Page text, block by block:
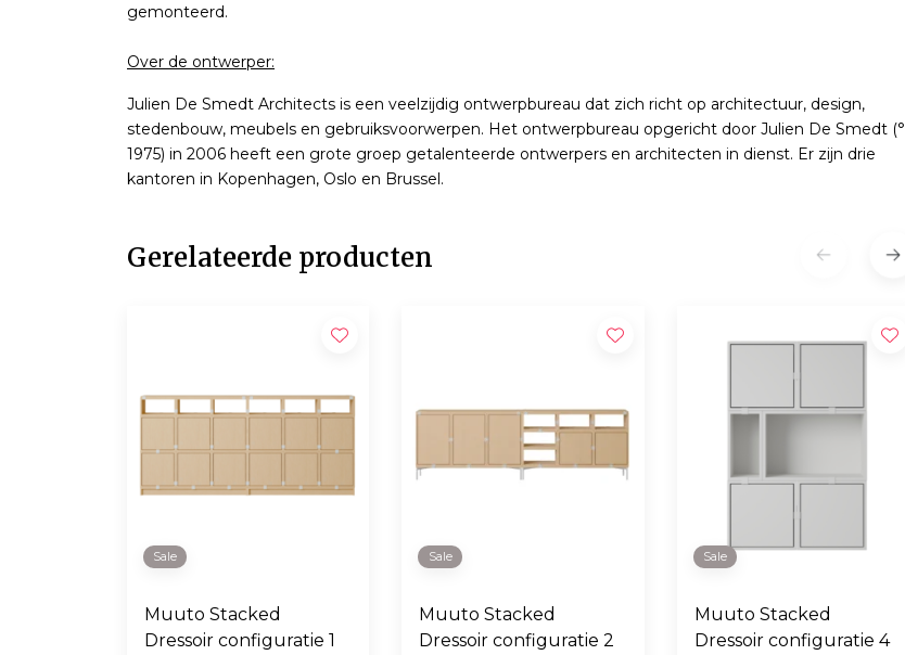
gemonteerd.
Over de ontwerper:
Julien De Smedt Architects is een veelzijdig ontwerpbureau dat zich richt op architectuur, design,
stedenbouw, meubels en gebruiksvoorwerpen. Het ontwerpbureau opgericht door Julien De Smedt (°
1975) in 2006 heeft een grote groep getalenteerde ontwerpers en architecten in dienst. Er zijn drie
kantoren in Kopenhagen, Oslo en Brussel.
Gerelateerde producten
Sale
Muuto Stacked
Dressoir configuratie 1
Sale
Muuto Stacked
Dressoir configuratie 2
Sale
Muuto Stacked
Dressoir configuratie 4